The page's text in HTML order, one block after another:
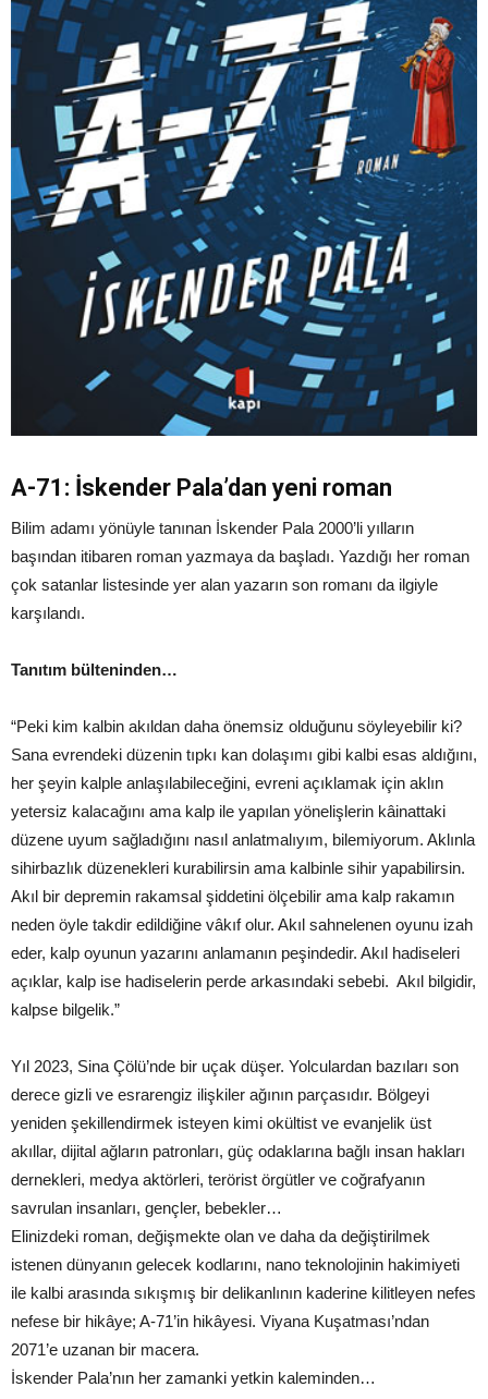
A-71: İskender Pala’dan yeni roman
Bilim adamı yönüyle tanınan İskender Pala 2000’li yılların
başından itibaren roman yazmaya da başladı. Yazdığı her roman
çok satanlar listesinde yer alan yazarın son romanı da ilgiyle
karşılandı.
Tanıtım bülteninden…
“Peki kim kalbin akıldan daha önemsiz olduğunu söyleyebilir ki?
Sana evrendeki düzenin tıpkı kan dolaşımı gibi kalbi esas aldığını,
her şeyin kalple anlaşılabileceğini, evreni açıklamak için aklın
yetersiz kalacağını ama kalp ile yapılan yönelişlerin kâinattaki
düzene uyum sağladığını nasıl anlatmalıyım, bilemiyorum. Aklınla
sihirbazlık düzenekleri kurabilirsin ama kalbinle sihir yapabilirsin.
Akıl bir depremin rakamsal şiddetini ölçebilir ama kalp rakamın
neden öyle takdir edildiğine vâkıf olur. Akıl sahnelenen oyunu izah
eder, kalp oyunun yazarını anlamanın peşindedir. Akıl hadiseleri
açıklar, kalp ise hadiselerin perde arkasındaki sebebi. Akıl bilgidir,
kalpse bilgelik.”
Yıl 2023, Sina Çölü’nde bir uçak düşer. Yolculardan bazıları son
derece gizli ve esrarengiz ilişkiler ağının parçasıdır. Bölgeyi
yeniden şekillendirmek isteyen kimi okültist ve evanjelik üst
akıllar, dijital ağların patronları, güç odaklarına bağlı insan hakları
dernekleri, medya aktörleri, terörist örgütler ve coğrafyanın
savrulan insanları, gençler, bebekler…
Elinizdeki roman, değişmekte olan ve daha da değiştirilmek
istenen dünyanın gelecek kodlarını, nano teknolojinin hakimiyeti
ile kalbi arasında sıkışmış bir delikanlının kaderine kilitleyen nefes
nefese bir hikâye; A-71’in hikâyesi. Viyana Kuşatması’ndan
2071’e uzanan bir macera.
İskender Pala’nın her zamanki yetkin kaleminden…